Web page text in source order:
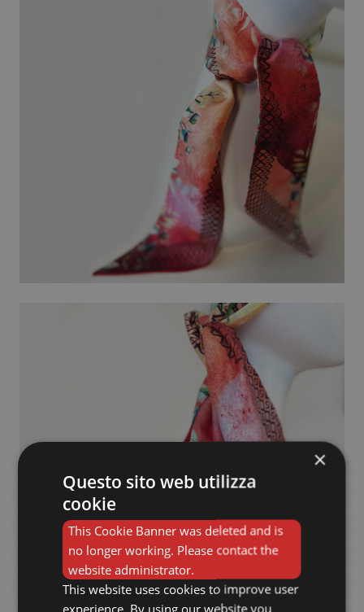
×
Questo sito web utilizza
cookie
This Cookie Banner was deleted and is
no longer working. Please contact the
website administrator.
This website uses cookies to improve user
experience. By using our website you